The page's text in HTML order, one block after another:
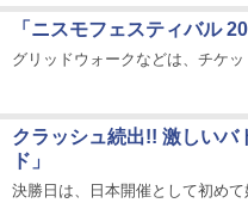
「ニスモフェスティバル
グリッドウォークなどは、チケ
クラッシュ続出!! 激しいバ
ド」
決勝日は、日本開催として初めて